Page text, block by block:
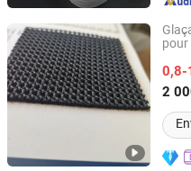
0,8-
2
Quanzhou Goodo Bags
Fujian, China